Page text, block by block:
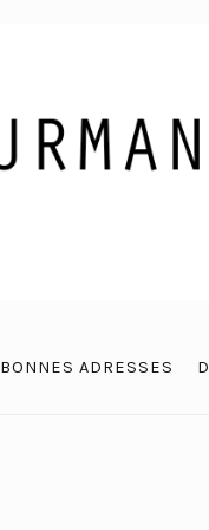
BONNES ADRESSES